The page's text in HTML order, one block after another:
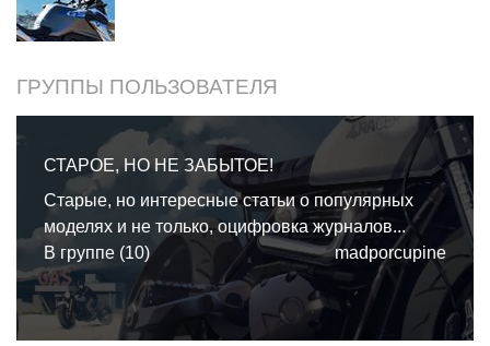
ГРУППЫ ПОЛЬЗОВАТЕЛЯ
СТАРОЕ, НО НЕ ЗАБЫТОЕ!
Старые, но интересные статьи о популярных
моделях и не только, оцифровка журналов...
В группе (10)
madporcupine